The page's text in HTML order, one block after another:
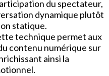
du spectateur,
dynamique plutôt
statique.
technique permet aux
contenu numérique sur
ainsi la